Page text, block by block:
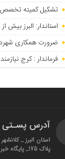
تشکیل کمیته تخصص
استاندار: البرز بیش
ضرورت همکاری
فرماندار : کرج
آدرس پسـتی
استان البرز _
پلاک 175_ پایگاه خبری سمن البرز